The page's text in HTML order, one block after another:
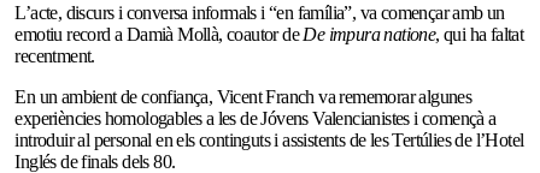
L’acte, discurs i conversa informals i “en família”, va començar amb un
emotiu record a Damià Mollà, coautor deDe impura natione, qui ha faltat
recentment.
En un ambient de confiança, Vicent Franch va rememorar algunes
experiències homologables a les de Jóvens Valencianistes i començà a
introduir al personal en els continguts i assistents de les Tertúlies de l’Hotel
Inglés de finals dels 80.